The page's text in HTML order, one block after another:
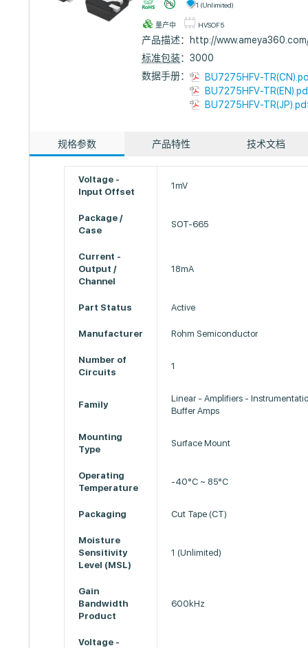
1 (Unlimited)
量产中 HVSOF5
产品描述：
http://
标准包装：3000
数据手册：
BU7275HFV-
BU7275HFV-
BU7275HFV-
规格参数 产品特性 技术文档
Voltage -
Input Offset
1mV
Package /
Case
SOT-665
Current -
Output /
Channel
18mA
Part Status Active
Manufacturer Rohm Semiconductor
Number of
Circuits
1
Family
Linear - Amplifiers -
Buffer Amps
Mounting
Type
Surface Mount
Operating
Temperature
-40°C ~ 85°C
Packaging Cut Tape (CT)
Moisture
Sensitivity
Level (MSL)
1 (Unlimited)
Gain
Bandwidth
Product
600kHz
Voltage -